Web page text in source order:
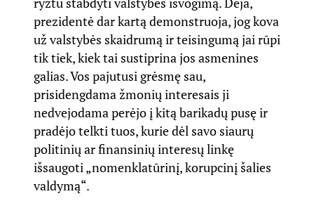
ryžtu stabdyti valstybės išvogimą. Deja,
prezidentė dar kartą demonstruoja, jog kova
už valstybės skaidrumą ir teisingumą jai rūpi
tik tiek, kiek tai sustiprina jos asmenines
galias. Vos pajutusi grėsmę sau,
prisidengdama žmonių interesais ji
nedvejodama perėjo į kitą barikadų pusę ir
pradėjo telkti tuos, kurie dėl savo siaurų
politinių ar finansinių interesų linkę
išsaugoti „nomenklatūrinį, korupcinį šalies
valdymą“.